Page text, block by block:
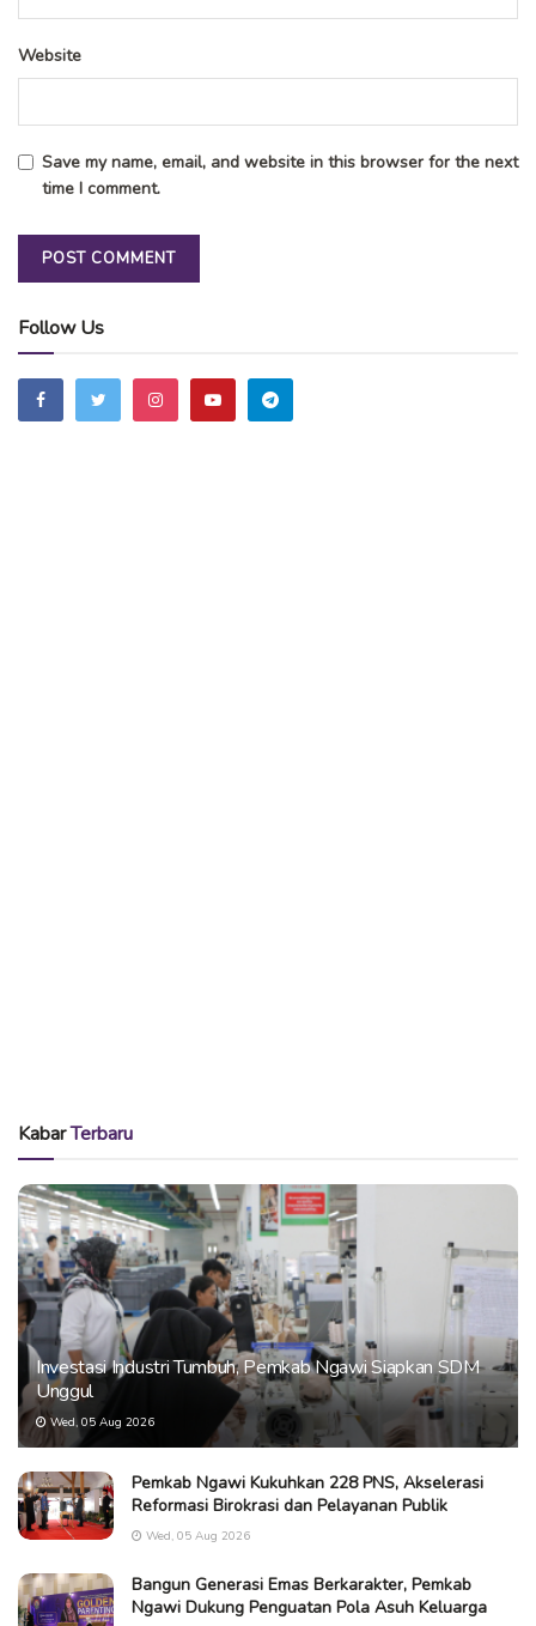
Website
Save my name, email, and website in this browser for the next
time I comment.
Follow Us
KabarTerbaru
Investasi Industri Tumbuh, Pemkab Ngawi Siapkan SDM
Unggul
Wed, 05 Aug 2026
Pemkab Ngawi Kukuhkan 228 PNS, Akselerasi
Reformasi Birokrasi dan Pelayanan Publik
Wed, 05 Aug 2026
Bangun Generasi Emas Berkarakter, Pemkab
Ngawi Dukung Penguatan Pola Asuh Keluarga